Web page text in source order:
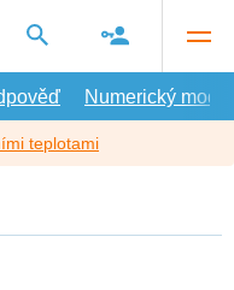
Numerický model
teplotami